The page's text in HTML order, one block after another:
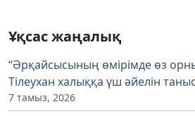
Ұқсас жаңалық
“Әрқайсысының өмірімде өз
Тілеухан халыққа үш әйелін
7 тамыз, 2026